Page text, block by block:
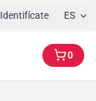
Identifícate ES
0